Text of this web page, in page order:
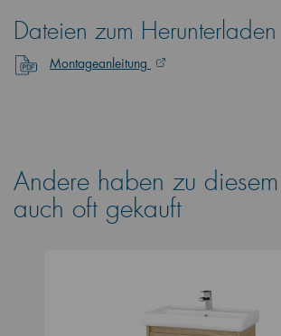
Dateien zum Herunterladen
Montageanleitung
Andere haben zu
auch oft gekauft